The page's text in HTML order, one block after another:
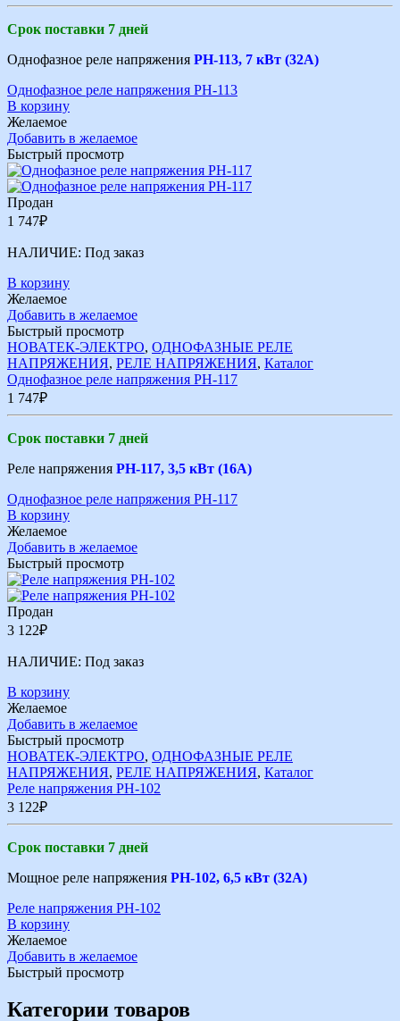
Срок поставки 7 дней
Однофазное реле напряжения РН-113, 7 кВт (32А)
Однофазное реле напряжения РН-113
В корзину
Желаемое
Добавить в желаемое
Быстрый просмотр
Продан
1 747₽
НАЛИЧИЕ: Под заказ
В корзину
Желаемое
Добавить в желаемое
Быстрый просмотр
НОВАТЕК-ЭЛЕКТРО, ОДНОФАЗНЫЕ РЕЛЕ
НАПРЯЖЕНИЯ, РЕЛЕ НАПРЯЖЕНИЯ, Каталог
Однофазное реле напряжения РН-117
1 747₽
Срок поставки 7 дней
Реле напряжения РН-117, 3,5 кВт (16А)
Однофазное реле напряжения РН-117
В корзину
Желаемое
Добавить в желаемое
Быстрый просмотр
Продан
3 122₽
НАЛИЧИЕ: Под заказ
В корзину
Желаемое
Добавить в желаемое
Быстрый просмотр
НОВАТЕК-ЭЛЕКТРО, ОДНОФАЗНЫЕ РЕЛЕ
НАПРЯЖЕНИЯ, РЕЛЕ НАПРЯЖЕНИЯ, Каталог
Реле напряжения РН-102
3 122₽
Срок поставки 7 дней
Мощное реле напряжения РН-102, 6,5 кВт (32А)
Реле напряжения РН-102
В корзину
Желаемое
Добавить в желаемое
Быстрый просмотр
Категории товаров